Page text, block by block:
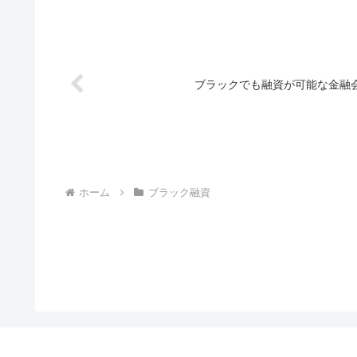
ブラックでも融資が可能な金融
ホーム ブラック融資